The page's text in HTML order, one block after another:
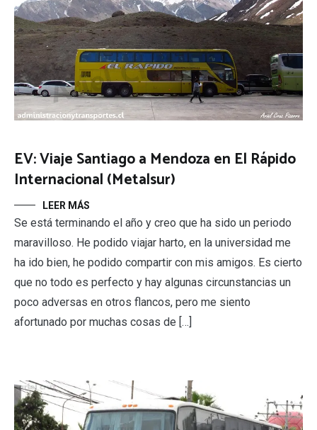
EV: Viaje Santiago a Mendoza en El Rápido
Internacional (Metalsur)
LEER MÁS
Se está terminando el año y creo que ha sido un periodo
maravilloso. He podido viajar harto, en la universidad me
ha ido bien, he podido compartir con mis amigos. Es cierto
que no todo es perfecto y hay algunas circunstancias un
poco adversas en otros flancos, pero me siento
afortunado por muchas cosas de […]